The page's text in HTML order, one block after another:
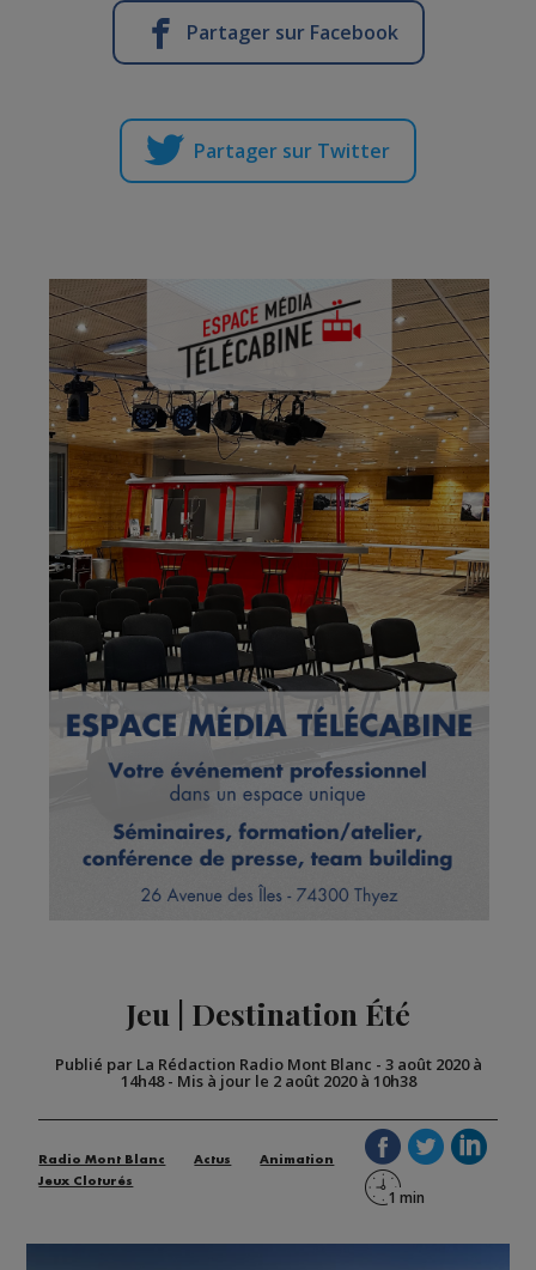
Partager sur Facebook
Partager sur Twitter
Jeu | Destination Été
Publié par La Rédaction Radio Mont Blanc - 3 août 2020 à
14h48- Mis à jour le 2 août 2020 à 10h38
Radio Mont Blanc Actus
Animation
Jeux Cloturés